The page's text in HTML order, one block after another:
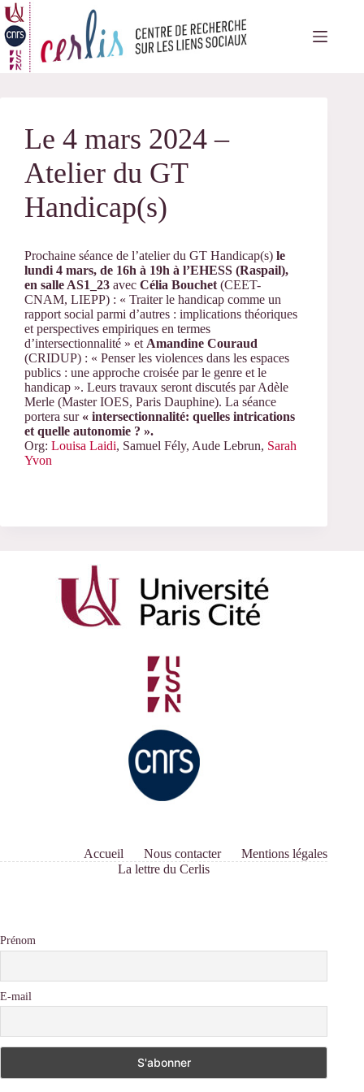
Passer
au
contenu
Le 4 mars 2024 –
Atelier du GT
Handicap(s)
Prochaine séance de l’atelier du GT Handicap(s) le
lundi 4 mars, de 16h à 19h à l’EHESS (Raspail),
en salle AS1_23 avec Célia Bouchet (CEET-
CNAM, LIEPP) : « Traiter le handicap comme un
rapport social parmi d’autres : implications théoriques
et perspectives empiriques en termes
d’intersectionnalité » et Amandine Couraud
(CRIDUP) : « Penser les violences dans les espaces
publics : une approche croisée par le genre et le
handicap ». Leurs travaux seront discutés par Adèle
Merle (Master IOES, Paris Dauphine). La séance
portera sur « intersectionnalité: quelles intrications
et quelle autonomie ? ».
Org: Louisa Laidi, Samuel Fély, Aude Lebrun, Sarah
Yvon
Accueil Nous contacter
Mentions légales
La lettre du Cerlis
Prénom
E-mail